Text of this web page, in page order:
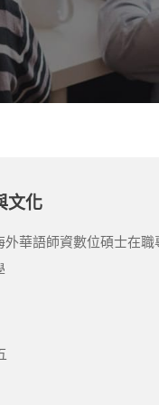
文化
華語師資數位碩士在職